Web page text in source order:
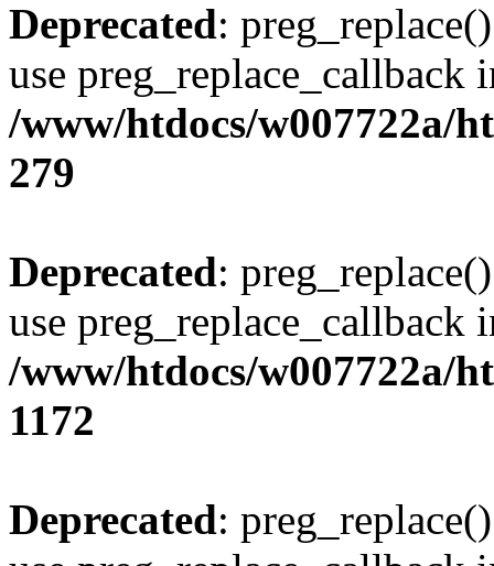
Deprecated:
use preg_replace_callback
/www/htdocs/w007722a/
279
Deprecated:
use preg_replace_callback
/www/htdocs/w007722a/
1172
Deprecated: